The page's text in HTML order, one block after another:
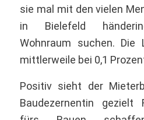
sie mal mit den vielen
in Bielefeld
Wohnraum suchen. Die
mittlerweile bei 0,1
Positiv sieht der
Baudezernentin gezielt